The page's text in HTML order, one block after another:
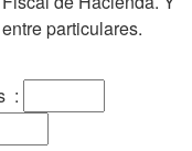
particulares.
: